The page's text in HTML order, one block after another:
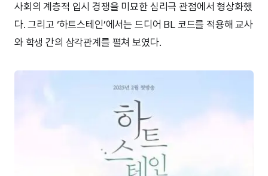
사회의 계층적 입시 경쟁을 미묘한 심리극 관점에서 형상화했
다. 그리고 ‘하트스테인’에서는 드디어 BL 코드를 적용해 교사
와 학생 간의 삼각관계를 펼쳐 보였다.